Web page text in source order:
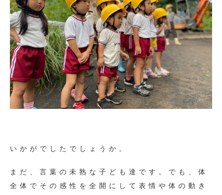
いかがでしたでしょうか。
まだ、言葉の未熟な子ども達です。でも、体
全体でその感性を全開にして表情や体の動き